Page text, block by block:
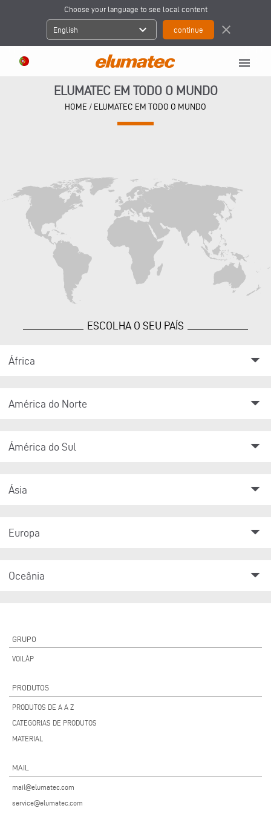
Choose your language to see local content
English expand_more close
menu
ELUMATEC EM TODO O MUNDO
HOME / ELUMATEC EM TODO O MUNDO
ESCOLHA O SEU PAÍS
África arrow_drop_down
América do Norte arrow_drop_down
Ámérica do Sul arrow_drop_down
Ásia arrow_drop_down
Europa arrow_drop_down
Oceânia arrow_drop_down
GRUPO
VOILÀP
PRODUTOS
PRODUTOS DE A A Z
CATEGORIAS DE PRODUTOS
MATERIAL
MAIL
mail@elumatec.com
service@elumatec.com